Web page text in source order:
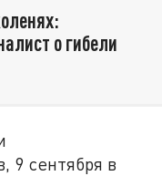
о гибели
9 сентября в